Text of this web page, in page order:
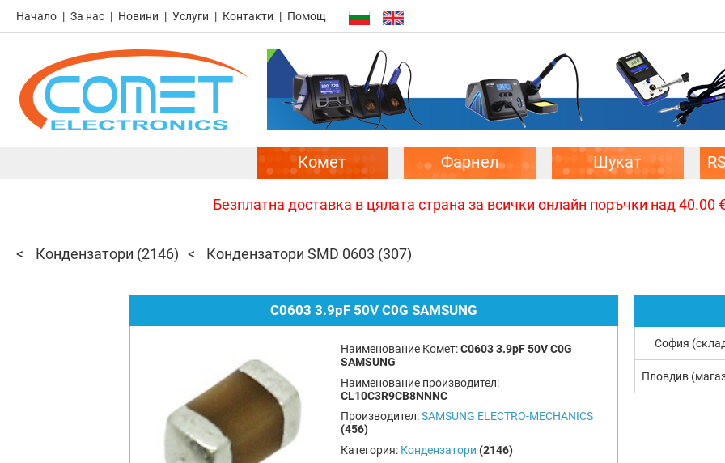
Начало За нас Новини Услуги Контакти Помощ
Комет Фарнел Шукат
Безплатна доставка в цялата страна за всички онлайн поръчки над
Кондензатори (2146) Кондензатори SMD 0603 (307)
C0603 3.9pF 50V C0G SAMSUNG
Наименование Комет:C0603 3.9pF 50V C0G
SAMSUNG
Наименование производител:
CL10C3R9CB8NNNC
Производител:SAMSUNG ELECTRO-MECHANICS
(456)
Категория: Кондензатори (2146)
София
Пловдив